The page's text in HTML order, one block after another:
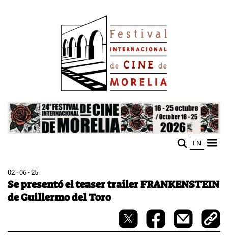
Image
EN
02 · 06 · 25
Se presentó el teaser trailer FRANKENSTEIN
de Guillermo del Toro